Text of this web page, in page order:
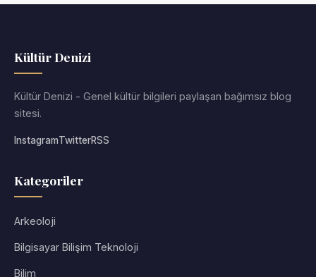
Kültür Denizi
Kültür Denizi - Genel kültür bilgileri paylaşan bağımsız blog
sitesi.
InstagramTwitterRSS
Kategoriler
Arkeoloji
Bilgisayar Bilişim Teknoloji
Bilim